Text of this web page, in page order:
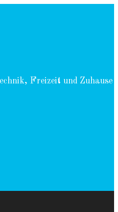
Freizeit und Zuhause